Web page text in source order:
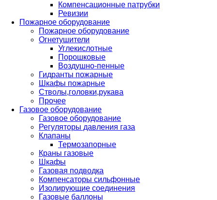
Компенсационные патрубки
Ревизии
Пожарное оборудование
Пожарное оборудование
Огнетушители
Углекислотные
Порошковые
Воздушно-пенные
Гидранты пожарные
Шкафы пожарные
Стволы,головки,рукава
Прочее
Газовое оборудование
Газовое оборудование
Регуляторы давления газа
Клапаны
Термозапорные
Краны газовые
Шкафы
Газовая подводка
Компенсаторы сильфонные
Изолирующие соединения
Газовые баллоны